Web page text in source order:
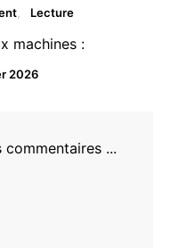
Lecture
machines :
2026
commentaires ...